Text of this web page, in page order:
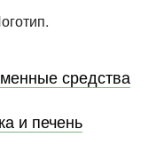
средства
и печень